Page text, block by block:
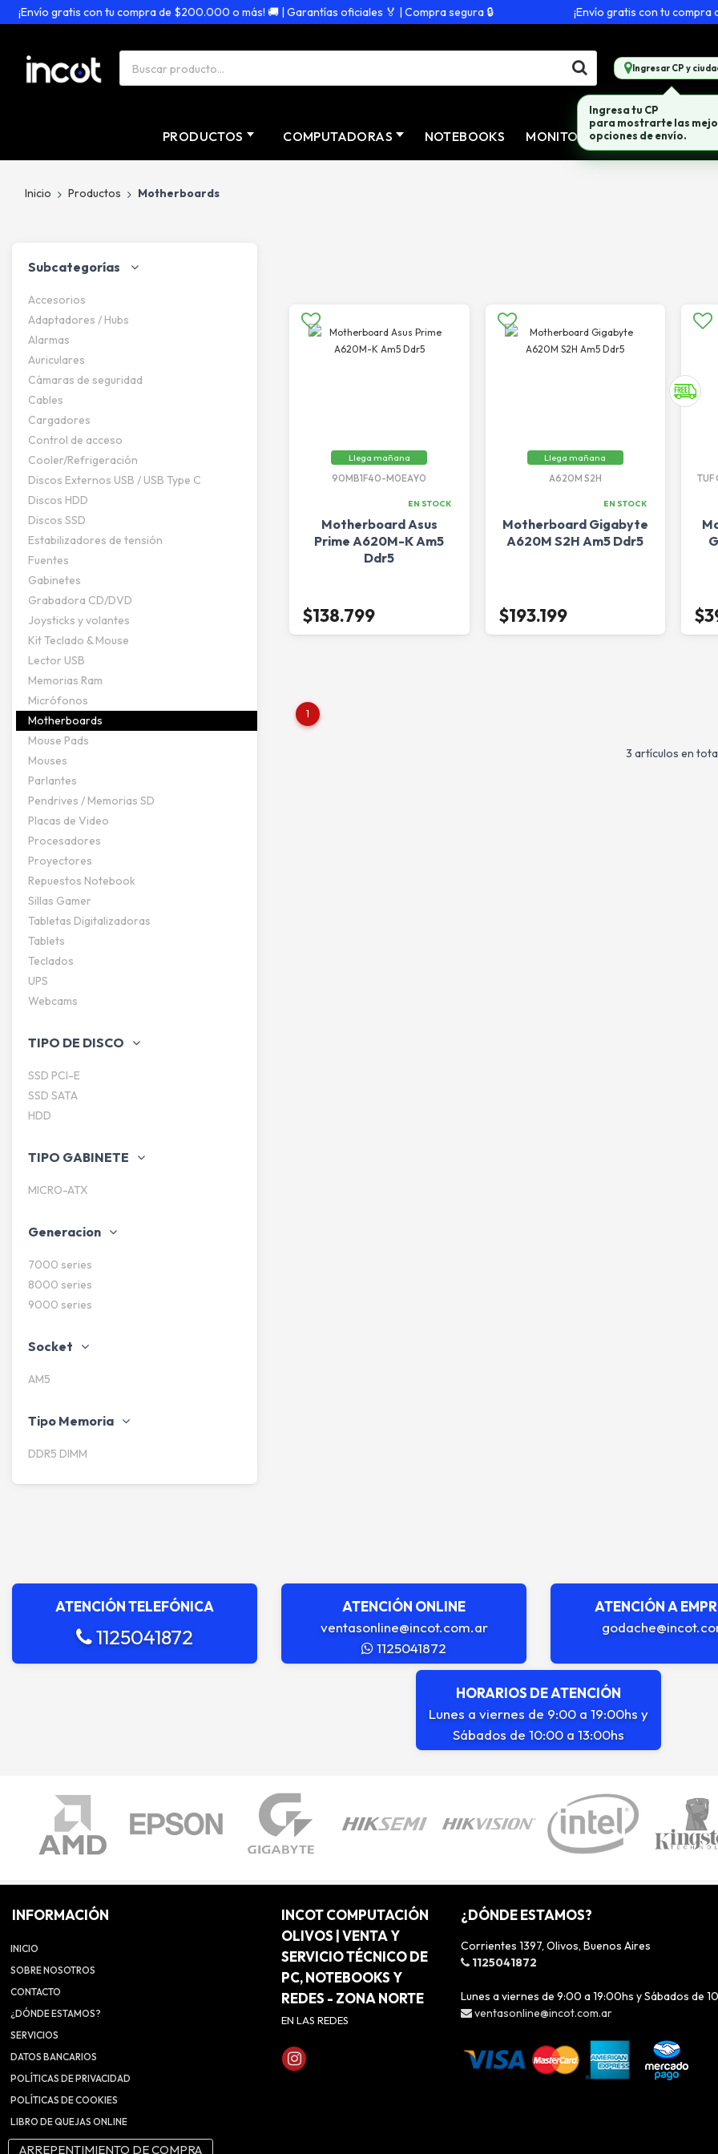
gratis con tu compra de $200.000 o más! 🚚 | Garantías oficiales 🏅 | Compra segura 🔒 ¡Envío gratis con tu compra de
Ingresar CP y
PRODUCTOS COMPUTADORAS NOTEBOOKS MONITORES
Inicio Productos Motherboards
Subcategorías
Accesorios
Adaptadores / Hubs
Alarmas
Auriculares
Cámaras de seguridad
Cables
Cargadores
Control de acceso
Cooler/Refrigeración
Discos Externos USB / USB Type C
Discos HDD
Discos SSD
Estabilizadores de tensión
Fuentes
Gabinetes
Grabadora CD/DVD
Joysticks y volantes
Kit Teclado & Mouse
Lector USB
Memorias Ram
Micrófonos
Motherboards
Mouse Pads
Mouses
Parlantes
Pendrives / Memorias SD
Placas de Video
Procesadores
Proyectores
Repuestos Notebook
Sillas Gamer
Tabletas Digitalizadoras
Tablets
Teclados
UPS
Webcams
TIPO DE DISCO
SSD PCI-E
SSD SATA
HDD
TIPO GABINETE
MICRO-ATX
Generacion
7000 series
8000 series
9000 series
Socket
AM5
Tipo Memoria
DDR5 DIMM
Llega mañana
90MB1F40-M0EAY0
EN STOCK
Motherboard Asus
Prime A620M-K Am5
Ddr5
$138.799
Llega mañana
A620M S2H
EN STOCK
Motherboard Gigabyte
A620M S2H Am5 Ddr5
$193.199
TUF
1
3 artículos en
ATENCIÓN TELEFÓNICA
1125041872
ATENCIÓN ONLINE
ventasonline@incot.com.ar
1125041872
ATENCIÓN A
HORARIOS DE ATENCIÓN
Lunes a viernes de 9:00 a 19:00hs y
Sábados de 10:00 a 13:00hs
INFORMACIÓN
INICIO
SOBRE NOSOTROS
CONTACTO
¿DÓNDE ESTAMOS?
SERVICIOS
DATOS BANCARIOS
POLÍTICAS DE PRIVACIDAD
POLÍTICAS DE COOKIES
LIBRO DE QUEJAS ONLINE
ARREPENTIMIENTO DE COMPRA
INCOT COMPUTACIÓN
OLIVOS | VENTA Y
SERVICIO TÉCNICO DE
PC, NOTEBOOKS Y
REDES - ZONA NORTE
EN LAS REDES
¿DÓNDE ESTAMOS?
Corrientes 1397, Olivos, Buenos Aires
1125041872
Lunes a viernes de 9:00 a 19:00hs y Sábados de
ventasonline@incot.com.ar
Ingresa tu CP
para mostrarte las
opciones de envío.